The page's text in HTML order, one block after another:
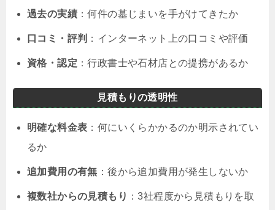
過去の実績 ：何件の墓じまいを手がけてきたか
口コミ・評判 ：インターネット上の口コミや評価
資格・認定 ：行政書士や石材店との提携があるか
見積もりの透明性
明確な料金表 ：何にいくらかかるのか明示されてい
るか
追加費用の有無 ：後から追加費用が発生しないか
複数社からの見積もり ：3社程度から見積もりを取